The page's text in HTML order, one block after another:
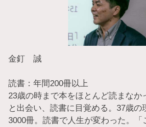
金釘 誠
読書：年間200冊以上
23歳の時まで本をほとんど読まなか
と出会い、読書に目覚める。37歳の
3000冊。読書で人生が変わった。